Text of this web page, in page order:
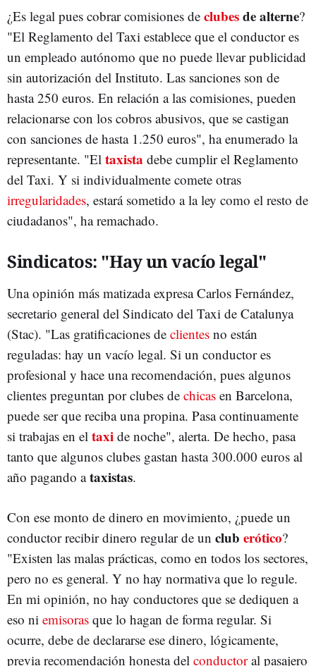
¿Es legal pues cobrar comisiones de clubesde alterne?
"El Reglamento del Taxi establece que el conductor es
un empleado autónomo que no puede llevar publicidad
sin autorización del Instituto. Las sanciones son de
hasta 250 euros. En relación a las comisiones, pueden
relacionarse con los cobros abusivos, que se castigan
con sanciones de hasta 1.250 euros", ha enumerado la
representante. "El taxista debe cumplir el Reglamento
del Taxi. Y si individualmente comete otras
irregularidades, estará sometido a la ley como el resto de
ciudadanos", ha remachado.
Sindicatos: "Hay un vacío legal"
Una opinión más matizada expresa Carlos Fernández,
secretario general del Sindicato del Taxi de Catalunya
(Stac). "Las gratificaciones de clientes no están
reguladas: hay un vacío legal. Si un conductor es
profesional y hace una recomendación, pues algunos
clientes preguntan por clubes de chicas en Barcelona,
puede ser que reciba una propina. Pasa continuamente
si trabajas en el taxi de noche", alerta. De hecho, pasa
tanto que algunos clubes gastan hasta 300.000 euros al
año pagando ataxistas.
Con ese monto de dinero en movimiento, ¿puede un
conductor recibir dinero regular de un club erótico?
"Existen las malas prácticas, como en todos los sectores,
pero no es general. Y no hay normativa que lo regule.
En mi opinión, no hay conductores que se dediquen a
eso ni emisoras que lo hagan de forma regular. Si
ocurre, debe de declararse ese dinero, lógicamente,
previa recomendación honesta del conductoral pasajero